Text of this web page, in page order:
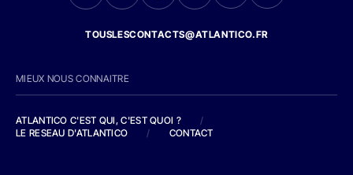
TOUSLESCONTACTS@ATLANTICO.FR
MIEUX NOUS CONNAITRE
ATLANTICO C'EST QUI, C'EST QUOI ?
/
LE RESEAU D'ATLANTICO
/ CONTACT